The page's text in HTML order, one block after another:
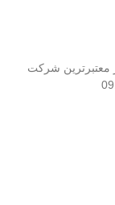
معتبرترین شرکت